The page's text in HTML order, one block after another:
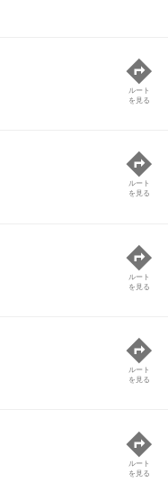
ルート
を見る
ルート
を見る
ルート
を見る
ルート
を見る
ルート
を見る